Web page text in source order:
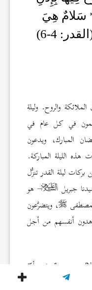
سَلامٌ هِيَ
4-6)
والروح. وليلة
في كل عام في
المبارك، ويدعون
الليلة المباركة.
ليلة القدر تنزُّل
جبريل
– هو
، ويتضرَّعون
أنفسهم من أجل
مستمرٌ في أمّة
المخلصين،